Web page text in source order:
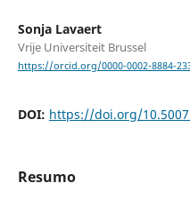
Sonja Lavaert
Vrije Universiteit Brussel
https://orcid.org/0000-0002-8884-
DOI: https://doi.org/
Resumo